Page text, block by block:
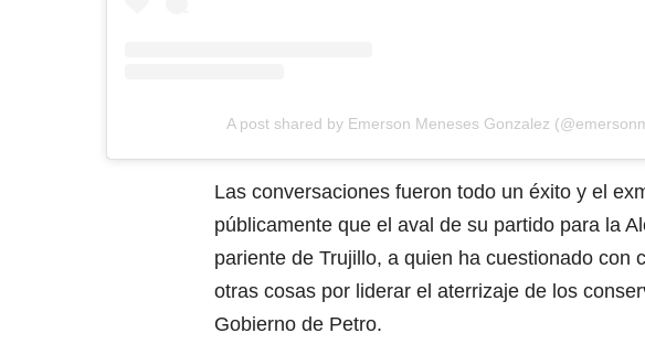
A post shared by Emerson Meneses Gonzalez
Las conversaciones fueron todo un éxito y el
públicamente que el aval de su partido para la
pariente de Trujillo, a quien ha cuestionado con
otras cosas por liderar el aterrizaje de los
Gobierno de Petro.